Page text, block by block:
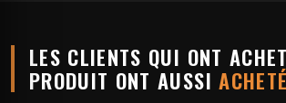
LES CLIENTS QUI ONT
PRODUIT ONT AUSSIACHETÉ